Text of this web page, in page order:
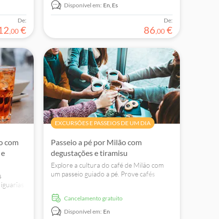
De:
,00 €
Disponível em: En, Es
De:
86,00 €
com
já
EXCURSÕES E PASSEIOS DE UM DIA
Passeio a pé por Milão com
degustações e tiramisu
Explore a cultura do café de Milão com
um passeio guiado a pé. Prove cafés
Cancelamento gratuito
Disponível em: En